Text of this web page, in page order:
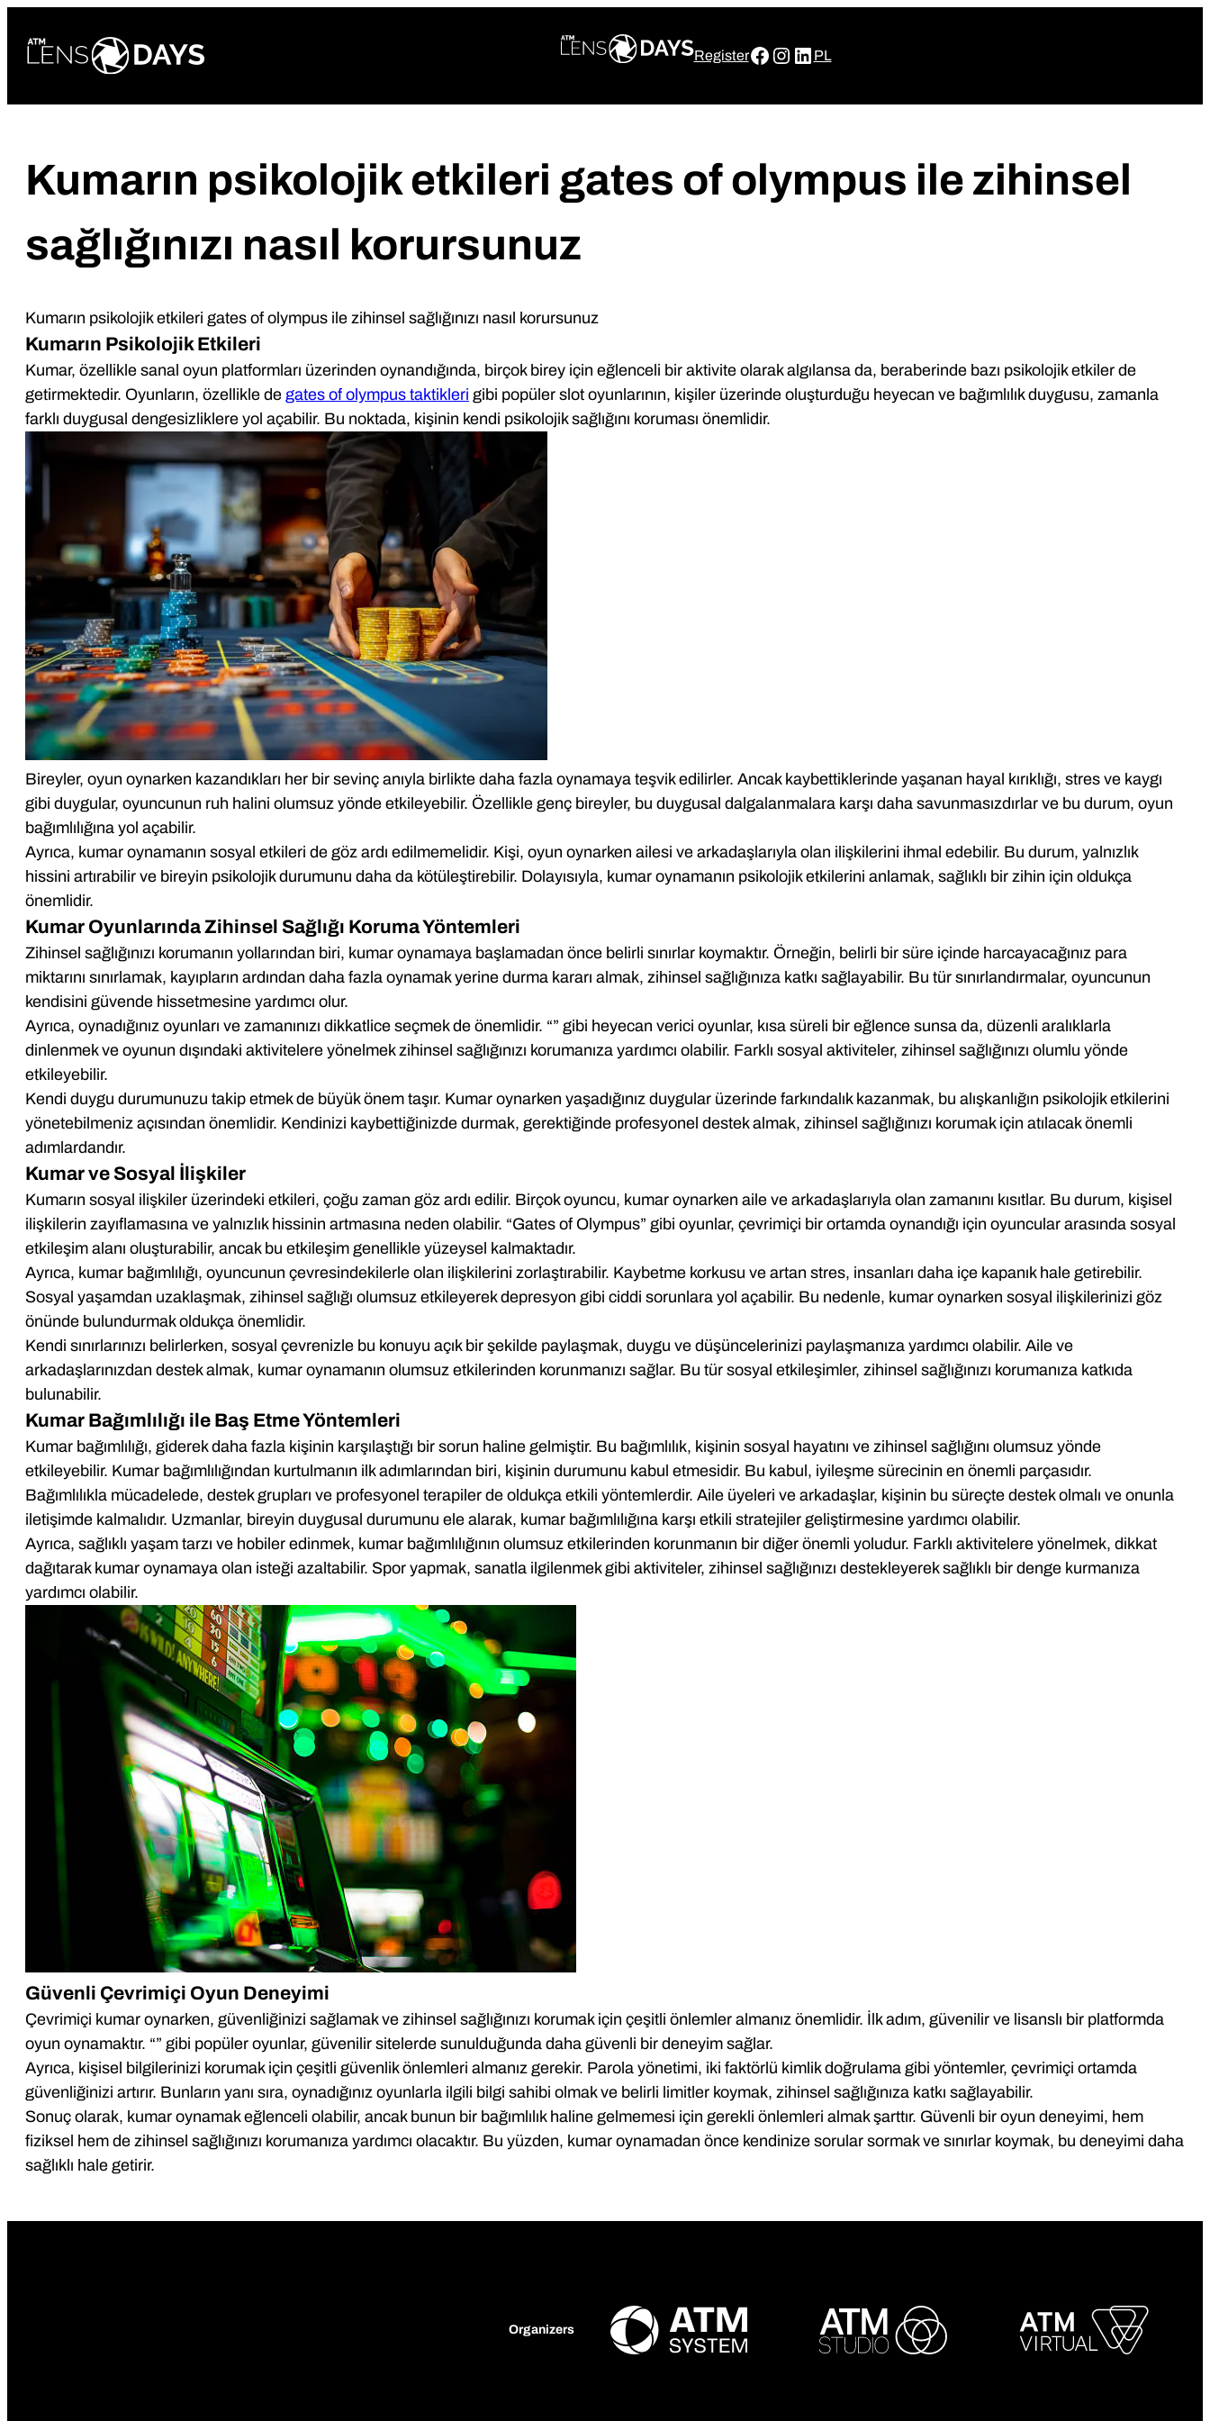
content
RegisterFacebook
Instagram
LinkedIn
PL
Kumarın psikolojik etkileri gates of olympus ile zihinsel
sağlığınızı nasıl korursunuz
Kumarın psikolojik etkileri gates of olympus ile zihinsel sağlığınızı nasıl korursunuz
Kumarın Psikolojik Etkileri
Kumar, özellikle sanal oyun platformları üzerinden oynandığında, birçok birey için eğlenceli bir aktivite olarak algılansa da, beraberinde bazı psikolojik etkiler de
getirmektedir. Oyunların, özellikle de gates of olympus taktikleri gibi popüler slot oyunlarının, kişiler üzerinde oluşturduğu heyecan ve bağımlılık duygusu, zamanla
farklı duygusal dengesizliklere yol açabilir. Bu noktada, kişinin kendi psikolojik sağlığını koruması önemlidir.
Bireyler, oyun oynarken kazandıkları her bir sevinç anıyla birlikte daha fazla oynamaya teşvik edilirler. Ancak kaybettiklerinde yaşanan hayal kırıklığı, stres ve kaygı
gibi duygular, oyuncunun ruh halini olumsuz yönde etkileyebilir. Özellikle genç bireyler, bu duygusal dalgalanmalara karşı daha savunmasızdırlar ve bu durum, oyun
bağımlılığına yol açabilir.
Ayrıca, kumar oynamanın sosyal etkileri de göz ardı edilmemelidir. Kişi, oyun oynarken ailesi ve arkadaşlarıyla olan ilişkilerini ihmal edebilir. Bu durum, yalnızlık
hissini artırabilir ve bireyin psikolojik durumunu daha da kötüleştirebilir. Dolayısıyla, kumar oynamanın psikolojik etkilerini anlamak, sağlıklı bir zihin için oldukça
önemlidir.
Kumar Oyunlarında Zihinsel Sağlığı Koruma Yöntemleri
Zihinsel sağlığınızı korumanın yollarından biri, kumar oynamaya başlamadan önce belirli sınırlar koymaktır. Örneğin, belirli bir süre içinde harcayacağınız para
miktarını sınırlamak, kayıpların ardından daha fazla oynamak yerine durma kararı almak, zihinsel sağlığınıza katkı sağlayabilir. Bu tür sınırlandırmalar, oyuncunun
kendisini güvende hissetmesine yardımcı olur.
Ayrıca, oynadığınız oyunları ve zamanınızı dikkatlice seçmek de önemlidir. “” gibi heyecan verici oyunlar, kısa süreli bir eğlence sunsa da, düzenli aralıklarla
dinlenmek ve oyunun dışındaki aktivitelere yönelmek zihinsel sağlığınızı korumanıza yardımcı olabilir. Farklı sosyal aktiviteler, zihinsel sağlığınızı olumlu yönde
etkileyebilir.
Kendi duygu durumunuzu takip etmek de büyük önem taşır. Kumar oynarken yaşadığınız duygular üzerinde farkındalık kazanmak, bu alışkanlığın psikolojik etkilerini
yönetebilmeniz açısından önemlidir. Kendinizi kaybettiğinizde durmak, gerektiğinde profesyonel destek almak, zihinsel sağlığınızı korumak için atılacak önemli
adımlardandır.
Kumar ve Sosyal İlişkiler
Kumarın sosyal ilişkiler üzerindeki etkileri, çoğu zaman göz ardı edilir. Birçok oyuncu, kumar oynarken aile ve arkadaşlarıyla olan zamanını kısıtlar. Bu durum, kişisel
ilişkilerin zayıflamasına ve yalnızlık hissinin artmasına neden olabilir. “Gates of Olympus” gibi oyunlar, çevrimiçi bir ortamda oynandığı için oyuncular arasında sosyal
etkileşim alanı oluşturabilir, ancak bu etkileşim genellikle yüzeysel kalmaktadır.
Ayrıca, kumar bağımlılığı, oyuncunun çevresindekilerle olan ilişkilerini zorlaştırabilir. Kaybetme korkusu ve artan stres, insanları daha içe kapanık hale getirebilir.
Sosyal yaşamdan uzaklaşmak, zihinsel sağlığı olumsuz etkileyerek depresyon gibi ciddi sorunlara yol açabilir. Bu nedenle, kumar oynarken sosyal ilişkilerinizi göz
önünde bulundurmak oldukça önemlidir.
Kendi sınırlarınızı belirlerken, sosyal çevrenizle bu konuyu açık bir şekilde paylaşmak, duygu ve düşüncelerinizi paylaşmanıza yardımcı olabilir. Aile ve
arkadaşlarınızdan destek almak, kumar oynamanın olumsuz etkilerinden korunmanızı sağlar. Bu tür sosyal etkileşimler, zihinsel sağlığınızı korumanıza katkıda
bulunabilir.
Kumar Bağımlılığı ile Baş Etme Yöntemleri
Kumar bağımlılığı, giderek daha fazla kişinin karşılaştığı bir sorun haline gelmiştir. Bu bağımlılık, kişinin sosyal hayatını ve zihinsel sağlığını olumsuz yönde
etkileyebilir. Kumar bağımlılığından kurtulmanın ilk adımlarından biri, kişinin durumunu kabul etmesidir. Bu kabul, iyileşme sürecinin en önemli parçasıdır.
Bağımlılıkla mücadelede, destek grupları ve profesyonel terapiler de oldukça etkili yöntemlerdir. Aile üyeleri ve arkadaşlar, kişinin bu süreçte destek olmalı ve onunla
iletişimde kalmalıdır. Uzmanlar, bireyin duygusal durumunu ele alarak, kumar bağımlılığına karşı etkili stratejiler geliştirmesine yardımcı olabilir.
Ayrıca, sağlıklı yaşam tarzı ve hobiler edinmek, kumar bağımlılığının olumsuz etkilerinden korunmanın bir diğer önemli yoludur. Farklı aktivitelere yönelmek, dikkat
dağıtarak kumar oynamaya olan isteği azaltabilir. Spor yapmak, sanatla ilgilenmek gibi aktiviteler, zihinsel sağlığınızı destekleyerek sağlıklı bir denge kurmanıza
yardımcı olabilir.
Güvenli Çevrimiçi Oyun Deneyimi
Çevrimiçi kumar oynarken, güvenliğinizi sağlamak ve zihinsel sağlığınızı korumak için çeşitli önlemler almanız önemlidir. İlk adım, güvenilir ve lisanslı bir platformda
oyun oynamaktır. “” gibi popüler oyunlar, güvenilir sitelerde sunulduğunda daha güvenli bir deneyim sağlar.
Ayrıca, kişisel bilgilerinizi korumak için çeşitli güvenlik önlemleri almanız gerekir. Parola yönetimi, iki faktörlü kimlik doğrulama gibi yöntemler, çevrimiçi ortamda
güvenliğinizi artırır. Bunların yanı sıra, oynadığınız oyunlarla ilgili bilgi sahibi olmak ve belirli limitler koymak, zihinsel sağlığınıza katkı sağlayabilir.
Sonuç olarak, kumar oynamak eğlenceli olabilir, ancak bunun bir bağımlılık haline gelmemesi için gerekli önlemleri almak şarttır. Güvenli bir oyun deneyimi, hem
fiziksel hem de zihinsel sağlığınızı korumanıza yardımcı olacaktır. Bu yüzden, kumar oynamadan önce kendinize sorular sormak ve sınırlar koymak, bu deneyimi daha
sağlıklı hale getirir.
Organizers